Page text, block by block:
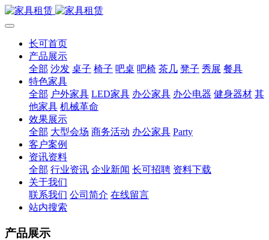
长可首页
产品展示
全部 沙发 桌子 椅子 吧桌 吧椅 茶几 凳子 秀展 餐具
特色家具
全部 户外家具 LED家具 办公家具 办公电器 健身器材 其
他家具 机械革命
效果展示
全部 大型会场 商务活动 办公家具 Party
客户案例
资讯资料
全部 行业资讯 企业新闻 长可招聘 资料下载
关于我们
联系我们 公司简介 在线留言
站内搜索
产品展示